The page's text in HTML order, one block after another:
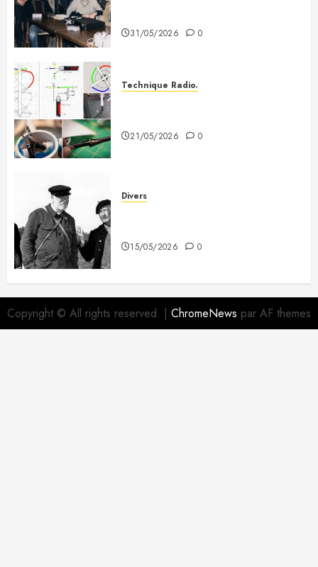
31/05/2026 0
Technique Radio.
21/05/2026 0
Divers
15/05/2026 0
Copyright © All rights reserved. | ChromeNews par AF themes